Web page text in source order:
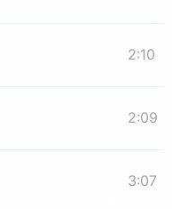
2:10
2:09
3:07